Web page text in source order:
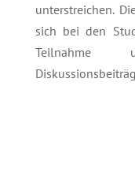
unterstreichen.
sich bei den
Teilnahme